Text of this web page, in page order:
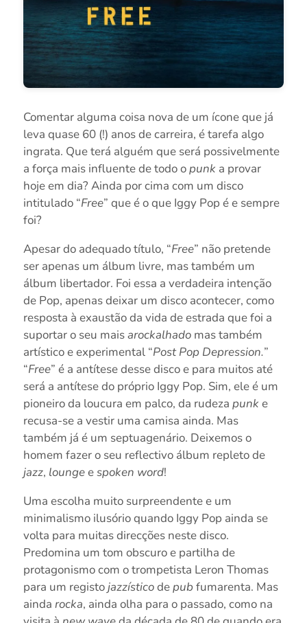
Comentar alguma coisa nova de um ícone que já
leva quase 60 (!) anos de carreira, é tarefa algo
ingrata. Que terá alguém que será possivelmente
a força mais influente de todo opunk a provar
hoje em dia? Ainda por cima com um disco
intitulado “Free” que é o que Iggy Pop é e sempre
foi?
Apesar do adequado título, “Free” não pretende
ser apenas um álbum livre, mas também um
álbum libertador. Foi essa a verdadeira intenção
de Pop, apenas deixar um disco acontecer, como
resposta à exaustão da vida de estrada que foi a
suportar o seu maisarockalhadomas também
artístico e experimental “Post Pop Depression.”
“Free” é a antítese desse disco e para muitos até
será a antítese do próprio Iggy Pop. Sim, ele é um
pioneiro da loucura em palco, da rudeza punk e
recusa-se a vestir uma camisa ainda. Mas
também já é um septuagenário. Deixemos o
homem fazer o seu reflectivo álbum repleto de
jazz, loungeespoken word!
Uma escolha muito surpreendente e um
minimalismo ilusório quando Iggy Pop ainda se
volta para muitas direcções neste disco.
Predomina um tom obscuro e partilha de
protagonismo com o trompetista Leron Thomas
para um registojazzísticodepub fumarenta. Mas
ainda rocka, ainda olha para o passado, como na